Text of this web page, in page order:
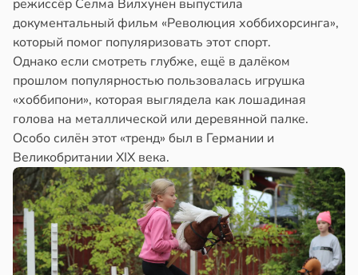
режиссёр Селма Вилхунен выпустила
документальный фильм «Революция хоббихорсинга»,
который помог популяризовать этот спорт.
Однако если смотреть глубже, ещё в далёком
прошлом популярностью пользовалась игрушка
«хоббипони», которая выглядела как лошадиная
голова на металлической или деревянной палке.
Особо силён этот «тренд» был в Германии и
Великобритании XIX века.